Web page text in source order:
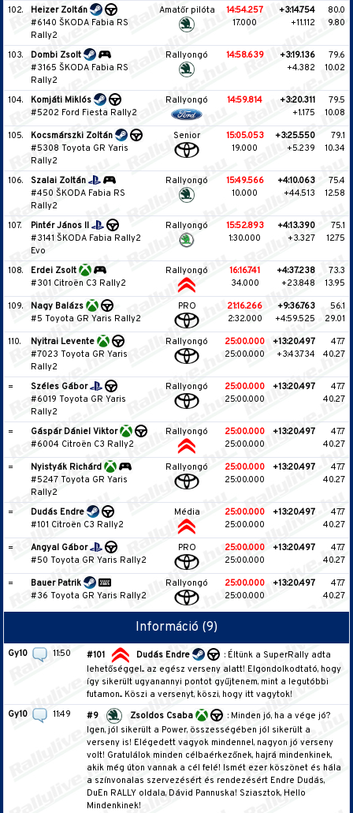
102.
Heizer Zoltán
#6140 ŠKODA Fabia RS
Rally2
Amatőr pilóta
14:54.257
17.000
+3:14.754
+11.112
80.0
9.80
103.
Dombi Zsolt
#3165 ŠKODA Fabia RS
Rally2
Rallyongó 14:58.639
+3:19.136
+4.382
79.6
10.02
104.
Komjáti Miklós
#5202 Ford Fiesta Rally2
Rallyongó 14:59.814
+3:20.311
+1.175
79.5
10.08
105.
Kocsmárszki Zoltán
#5308 Toyota GR Yaris
Rally2
Senior
15:05.053
19.000
+3:25.550
+5.239
79.1
10.34
106.
Szalai Zoltán
#450 ŠKODA Fabia RS
Rally2
Rallyongó
15:49.566
10.000
+4:10.063
+44.513
75.4
12.58
107.
Pintér János II
#3141 ŠKODA Fabia Rally2
Evo
Rallyongó
15:52.893
1:30.000
+4:13.390
+3.327
75.1
12.75
108.
Erdei Zsolt
#301 Citroën C3 Rally2
Rallyongó
16:16.741
34.000
+4:37.238
+23.848
73.3
13.95
109.
Nagy Balázs
#5 Toyota GR Yaris Rally2
PRO
21:16.266
2:32.000
+9:36.763
+4:59.525
56.1
29.01
110.
Nyitrai Levente
#7023 Toyota GR Yaris
Rally2
Rallyongó
25:00.000
25:00.000
+13:20.497
+3:43.734
47.7
40.27
=
Széles Gábor
#6019 Toyota GR Yaris
Rally2
Rallyongó
25:00.000
25:00.000
+13:20.497
47.7
40.27
=
Gáspár Dániel Viktor
#6004 Citroën C3 Rally2
Rallyongó
25:00.000
25:00.000
+13:20.497
47.7
40.27
=
Nyistyák Richárd
#5247 Toyota GR Yaris
Rally2
Rallyongó
25:00.000
25:00.000
+13:20.497
47.7
40.27
=
Dudás Endre
#101 Citroën C3 Rally2
Média
25:00.000
25:00.000
+13:20.497
47.7
40.27
=
Angyal Gábor
#50 Toyota GR Yaris Rally2
PRO
25:00.000
25:00.000
+13:20.497
47.7
40.27
=
Bauer Patrik
#36 Toyota GR Yaris Rally2
Rallyongó
25:00.000
25:00.000
+13:20.497
47.7
40.27
Információ (9)
Gy10 11:50 #101 Dudás Endre
: Éltünk a SuperRally adta
lehetőséggel... az egész verseny alatt! Elgondolkodtató, hogy
így sikerült ugyanannyi pontot gyűjtenem, mint a legutóbbi
futamon... Köszi a versenyt, köszi, hogy itt vagytok!
Gy10
11:49 #9 Zsoldos Csaba
: Minden jó, ha a vége jó?
Igen, jól sikerült a Power, összességében jól sikerült a
verseny is! Elégedett vagyok mindennel, nagyon jó verseny
volt! Gratulálok minden célbaérkezőnek, hajrá mindenkinek,
akik még úton vannak a cél felé! Ismét ezer köszönet és hála
a színvonalas szervezésért és rendezésért Endre Dudás,
DuEn RALLY oldala, Dávid Pannuska! Sziasztok, Hello
Mindenkinek!